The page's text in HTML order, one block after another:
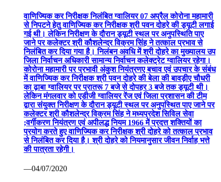
वाणिज्यिक कर निरीक्षक निलंबित ग्वालियर 07 अप्रैल कोरोना महामारी
से निपटने हेतु वाणिज्यिक कर निरीक्षक श्री पवन दोहरे की ड्यूटी लगाई
गई थी। लेकिन निरीक्षण के दौरान ड्यूटी स्थल पर अनुपस्थिति पाए
जाने पर कलेक्टर श्री कौशलेन्द्र विक्रम सिंह ने तत्काल प्रभाव से
निलंबित कर दिया गया है। निलंबन अवधि में श्री दोहरे का मुख्यालय उप
जिला निर्वाचन अधिकारी सामान्य निर्वाचन कलेक्ट्रेट ग्वालियर रहेगा।
कोरोना महामारी पर प्रभावी अंकुश नियंत्रणए बचाव एवं उपचार के संबंध
में वाणिज्यिक कर निरीक्षक श्री पवन दोहरे की बेला की बावड़ीए चौधरी
का ढ़ाबा ग्वालियर पर प्रातरू 7 बजे से दोपहर 3 बजे तक ड्यूटी थी।
लेकिन मंगलवार को एडीजी ग्वालियर रेंज एवं जिला प्रशासन की टीम
द्वारा संयुक्त निरीक्षण के दौरान ड्यूटी स्थल पर अनुपस्थित पाए जाने पर
कलेक्टर श्री कौशलेन्द्र विक्रम सिंह ने मध्यप्रदेश सिविल सेवा
;वर्गीकरण नियंत्रण एवं अपीलद्ध नियम 1966 में प्रदत्त शक्तियों का
प्रयोग करते हुए वाणिज्यिक कर निरीक्षक श्री दोहरे को तत्काल प्रभाव
से निलंबित कर दिया है। श्री दोहरे को नियमानुसार जीवन निर्वाह भत्ते
की पात्रता रहेगी।
—04/07/2020